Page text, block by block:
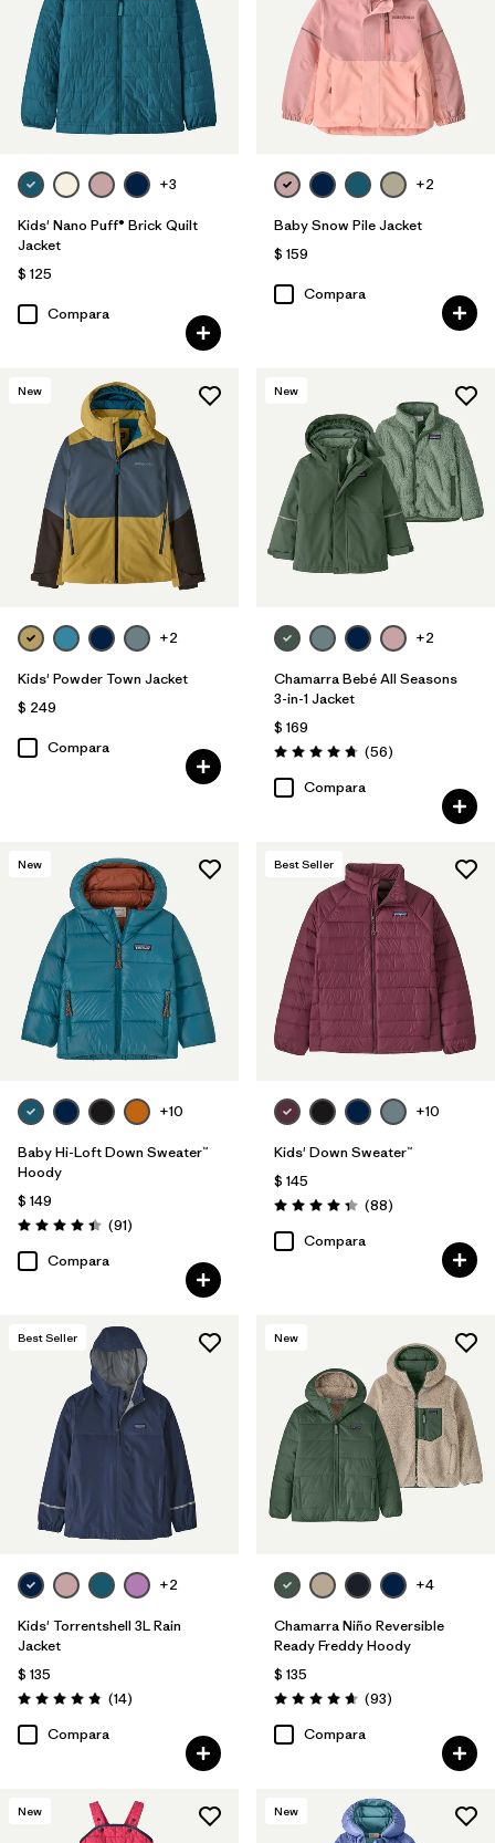
+3
Kids' Nano Puff® Brick Quilt
Jacket
$ 125
Compara
+2
Baby Snow Pile Jacket
$ 159
Compara
New
+2
Kids' Powder Town Jacket
$ 249
Compara
New
+2
Chamarra Bebé All Seasons
3-in-1 Jacket
$ 169
Valoración: 4.8 / 5
(56Comentarios
)
Compara
New
+10
Baby Hi-Loft Down Sweater™
Hoody
$ 149
Valoración: 4.4 / 5
(91Comentarios
)
Compara
Best Seller
+10
Kids' Down Sweater™
$ 145
Valoración: 4.3 / 5
(88Comentarios
)
Compara
Best Seller
+2
Kids' Torrentshell 3L Rain
Jacket
$ 135
Valoración: 4.9 / 5
(14Comentarios
)
Compara
New
+4
Chamarra Niño Reversible
Ready Freddy Hoody
$ 135
Valoración: 4.7 / 5
(93Comentarios
)
Compara
New New